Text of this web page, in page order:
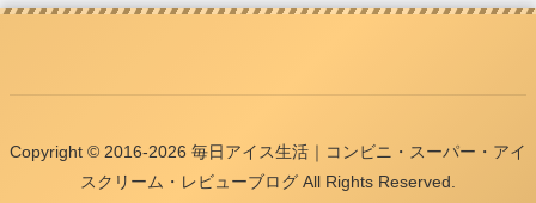
Copyright © 2016-2026 毎日アイス生活｜コンビニ・スーパー・アイ
スクリーム・レビューブログ All Rights Reserved.